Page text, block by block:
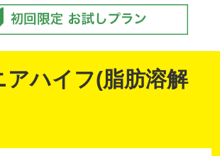
アハイフ(脂肪溶解